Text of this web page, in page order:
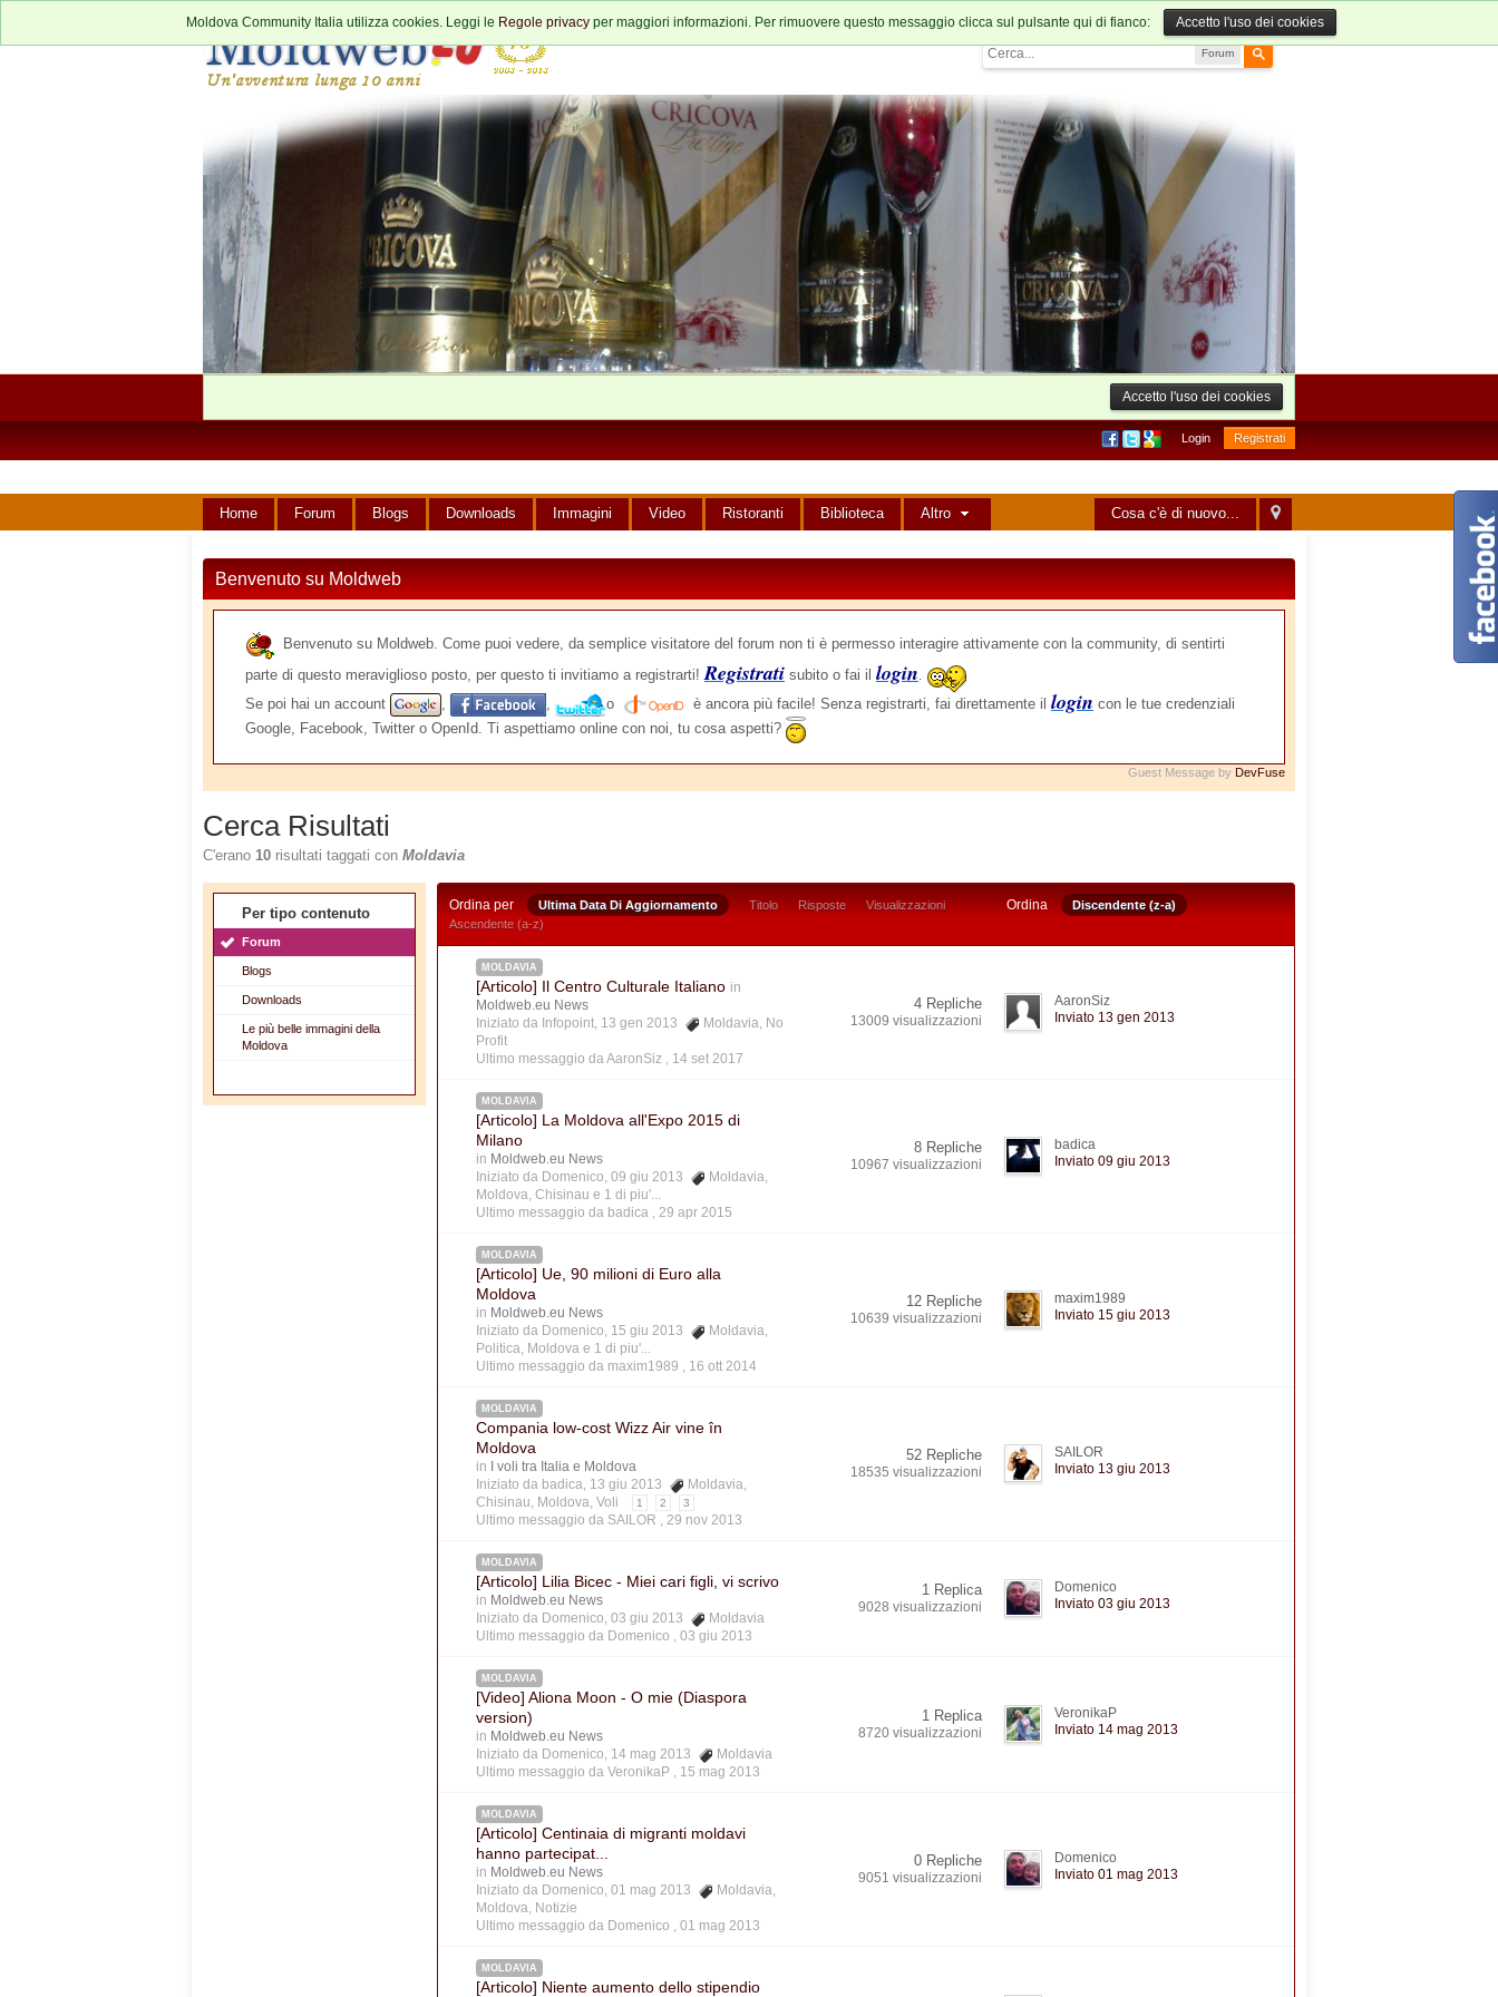
Forum
Moldova Community Italia utilizza cookies. Leggi le Regole privacy per maggiori informazioni. Per rimuovere questo messaggio clicca sul pulsante qui di fianco: Accetto l'uso dei cookies
Accetto l'uso dei cookies
Login Registrati
Cosa c'è di nuovo...
Home Forum Blogs Downloads Immagini Video Ristoranti Biblioteca Altro
Benvenuto su Moldweb
Benvenuto su Moldweb. Come puoi vedere, da semplice visitatore del forum non ti è permesso interagire attivamente con la community, di sentirti
parte di questo meraviglioso posto, per questo ti invitiamo a registrarti!Registrati subito o fai il login.
Se poi hai un account
, , o è ancora più facile! Senza registrarti, fai direttamente il login con le tue credenziali
Google, Facebook, Twitter o OpenId. Ti aspettiamo online con noi, tu cosa aspetti?
Guest Message by DevFuse
Cerca Risultati
C'erano 10 risultati taggati con Moldavia
Per tipo contenuto
Forum
Blogs
Downloads
Le più belle immagini della
Moldova
Ordina per Ultima Data Di Aggiornamento Titolo Risposte Visualizzazioni Ordina
Discendente (z-a)
Ascendente (a-z)
MOLDAVIA
[Articolo] Il Centro Culturale Italiano in
Moldweb.eu News
Iniziato da Infopoint, 13 gen 2013
Moldavia, No
Profit
Ultimo messaggio da AaronSiz , 14 set 2017
4 Repliche
13009 visualizzazioni
AaronSiz
Inviato 13 gen 2013
MOLDAVIA
[Articolo] La Moldova all'Expo 2015 di
Milano
in Moldweb.eu News
Iniziato da Domenico, 09 giu 2013
Moldavia,
Moldova, Chisinau e 1 di piu'...
Ultimo messaggio da badica , 29 apr 2015
8 Repliche
10967 visualizzazioni
badica
Inviato 09 giu 2013
MOLDAVIA
[Articolo] Ue, 90 milioni di Euro alla
Moldova
in Moldweb.eu News
Iniziato da Domenico, 15 giu 2013
Moldavia,
Politica, Moldova e 1 di piu'...
Ultimo messaggio da maxim1989 , 16 ott 2014
12 Repliche
10639 visualizzazioni
maxim1989
Inviato 15 giu 2013
MOLDAVIA
Compania low-cost Wizz Air vine în
Moldova
in
I voli tra Italia e Moldova
Iniziato da badica, 13 giu 2013
Moldavia,
Chisinau, Moldova, Voli 1 2 3
Ultimo messaggio da SAILOR , 29 nov 2013
52 Repliche
18535 visualizzazioni
SAILOR
Inviato 13 giu 2013
MOLDAVIA
[Articolo] Lilia Bicec - Miei cari figli, vi scrivo
in Moldweb.eu News
Iniziato da Domenico, 03 giu 2013
Moldavia
Ultimo messaggio da Domenico , 03 giu 2013
1 Replica
9028 visualizzazioni
Domenico
Inviato 03 giu 2013
MOLDAVIA
[Video] Aliona Moon - O mie (Diaspora
version)
in Moldweb.eu News
Iniziato da Domenico, 14 mag 2013
Moldavia
Ultimo messaggio da VeronikaP , 15 mag 2013
1 Replica
8720 visualizzazioni
VeronikaP
Inviato 14 mag 2013
MOLDAVIA
[Articolo] Centinaia di migranti moldavi
hanno partecipat...
in Moldweb.eu News
Iniziato da Domenico, 01 mag 2013
Moldavia,
Moldova, Notizie
Ultimo messaggio da Domenico , 01 mag 2013
0 Repliche
9051 visualizzazioni
Domenico
Inviato 01 mag 2013
MOLDAVIA
[Articolo] Niente aumento dello stipendio